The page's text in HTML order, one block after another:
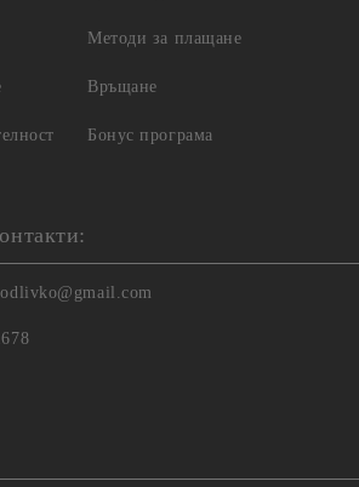
Методи за плащане
Връщане
Бонус програма